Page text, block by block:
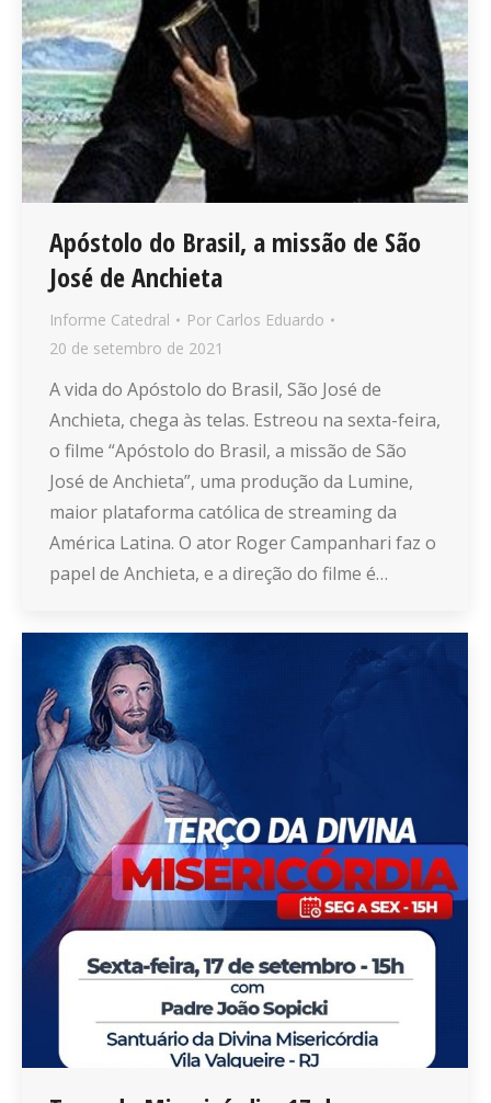
Apóstolo do Brasil, a missão de São
José de Anchieta
Informe Catedral Por Carlos Eduardo
20 de setembro de 2021
A vida do Apóstolo do Brasil, São José de
Anchieta, chega às telas. Estreou na sexta-feira,
o filme “Apóstolo do Brasil, a missão de São
José de Anchieta”, uma produção da Lumine,
maior plataforma católica de streaming da
América Latina. O ator Roger Campanhari faz o
papel de Anchieta, e a direção do filme é…